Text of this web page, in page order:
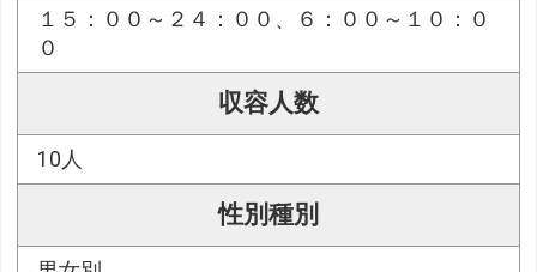
１５：００～２４：００、６：００～１０：０
０
収容人数
10人
性別種別